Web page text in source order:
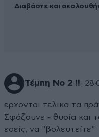
Διαβάστε και
Τέμπη Νο 2 !!
ερχονται τελικα τα
Σφάζουνε - θυσία και
εσείς, να "βολευτείτε"